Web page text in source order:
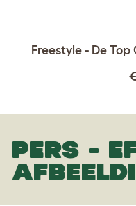
Freestyle - De
PERS -